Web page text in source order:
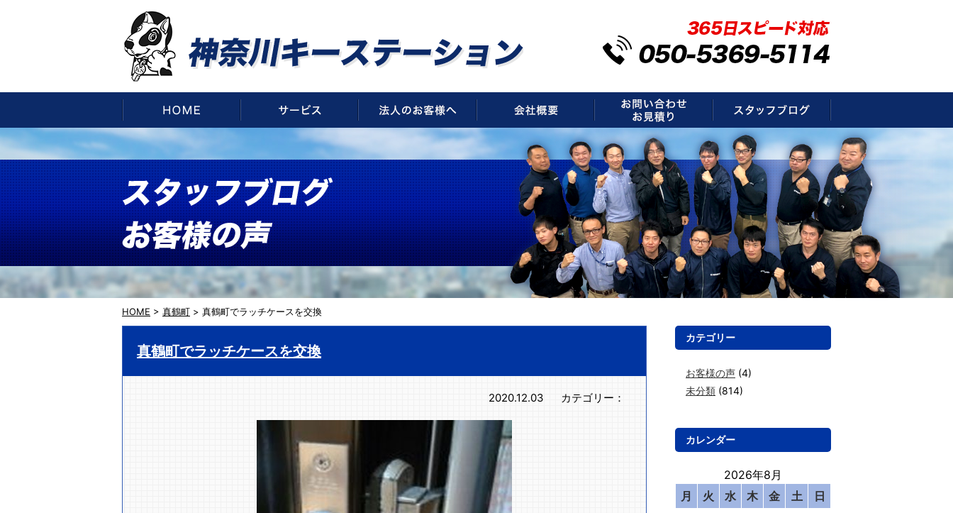
HOME サービス 法人のお客様へ 会社概要 お問い合わせ・お見積もり
HOME > 真鶴町 > 真鶴町でラッチケースを交換
真鶴町でラッチケースを交換
2020.12.03 カテゴリー：
カテゴリー
お客様の声 (4)
未分類 (814)
カレンダー
2026年8月
月
火 水 木 金 土
日